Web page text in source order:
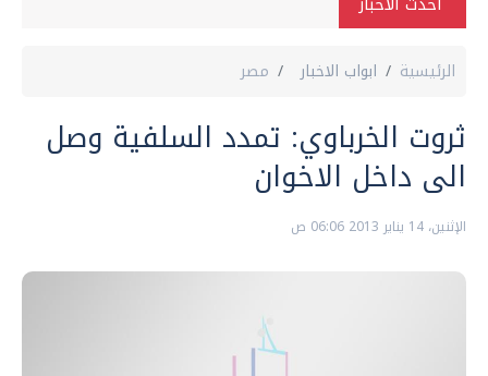
الرئيسية ابواب الاخبار مصر
ثروت الخرباوي: تمدد السلفية وصل
الى داخل الاخوان
الإثنين، 14 يناير 2013 06:06 ص